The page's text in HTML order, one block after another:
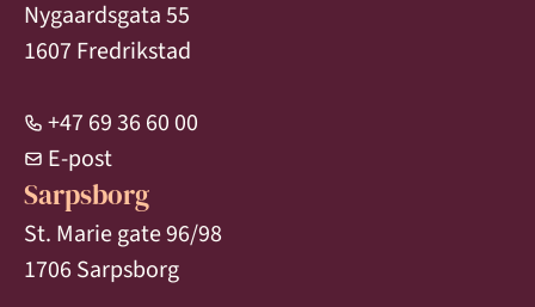
Nygaardsgata 55
1607 Fredrikstad
+47 69 36 60 00
E-post
Sarpsborg
St. Marie gate 96/98
1706 Sarpsborg